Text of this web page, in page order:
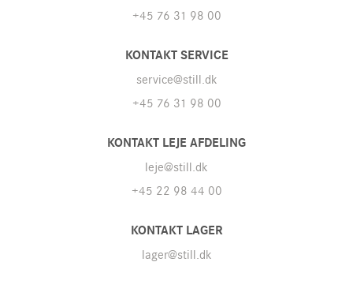
+45 76 31 98 00
KONTAKT SERVICE
service@still.dk
+45 76 31 98 00
KONTAKT LEJE AFDELING
leje@still.dk
+45 22 98 44 00
KONTAKT LAGER
lager@still.dk